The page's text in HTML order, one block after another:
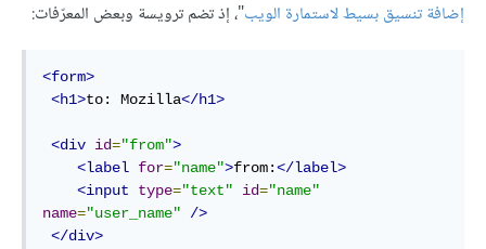
إضافة تنسيق بسيط لاستمارة الويب"، إذ تضم ترويسة وبعض المعرّفات:
<form>
<h1>to: Mozilla</h1>
<div id="from">
<label for="name">from:</label>
<input
type="text" id="name"
name="user_name"
/>
</div>